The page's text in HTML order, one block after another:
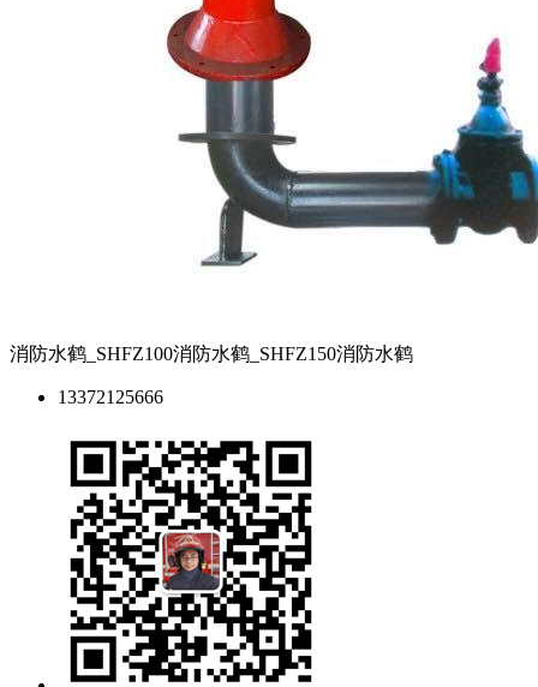
消防水鹤_SHFZ100消防水鹤_SHFZ150消防水鹤
13372125666